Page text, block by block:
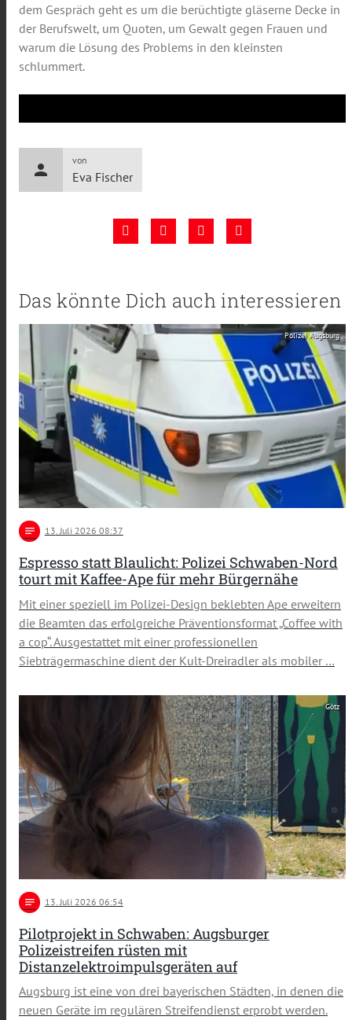
dem Gespräch geht es um die berüchtigte gläserne Decke in
der Berufswelt, um Quoten, um Gewalt gegen Frauen und
warum die Lösung des Problems in den kleinsten
schlummert.
person
von
Eva Fischer
Das könnte Dich auch interessieren
Polizei Augsburg
notes 13. Juli 2026 08:37
Espresso statt Blaulicht: Polizei Schwaben-Nord
tourt mit Kaffee-Ape für mehr Bürgernähe
Mit einer speziell im Polizei-Design beklebten Ape erweitern
die Beamten das erfolgreiche Präventionsformat „Coffee with
a cop“. Ausgestattet mit einer professionellen
Siebträgermaschine dient der Kult-Dreiradler als mobiler …
Götz
notes 13. Juli 2026 06:54
Pilotprojekt in Schwaben: Augsburger
Polizeistreifen rüsten mit
Distanzelektroimpulsgeräten auf
Augsburg ist eine von drei bayerischen Städten, in denen die
neuen Geräte im regulären Streifendienst erprobt werden.